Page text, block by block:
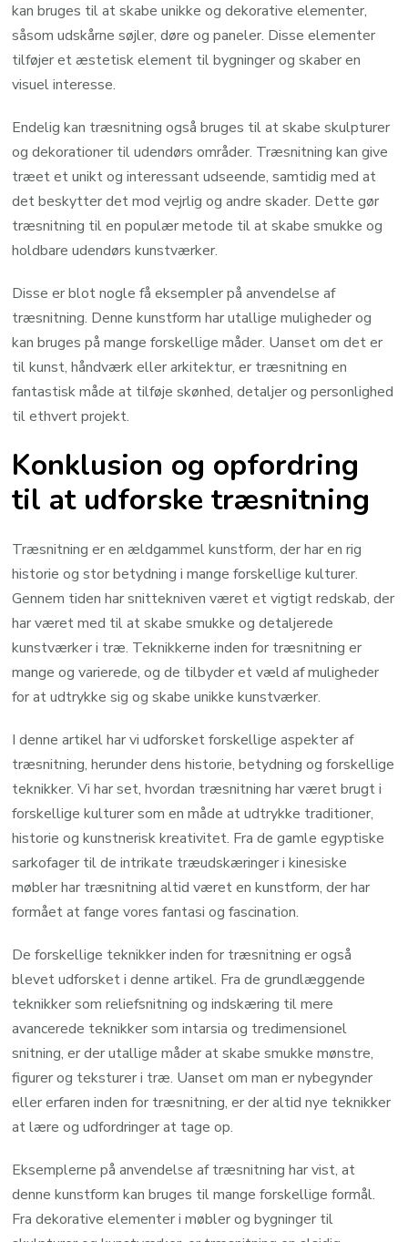
kan bruges til at skabe unikke og dekorative elementer,
såsom udskårne søjler, døre og paneler. Disse elementer
tilføjer et æstetisk element til bygninger og skaber en
visuel interesse.
Endelig kan træsnitning også bruges til at skabe skulpturer
og dekorationer til udendørs områder. Træsnitning kan give
træet et unikt og interessant udseende, samtidig med at
det beskytter det mod vejrlig og andre skader. Dette gør
træsnitning til en populær metode til at skabe smukke og
holdbare udendørs kunstværker.
Disse er blot nogle få eksempler på anvendelse af
træsnitning. Denne kunstform har utallige muligheder og
kan bruges på mange forskellige måder. Uanset om det er
til kunst, håndværk eller arkitektur, er træsnitning en
fantastisk måde at tilføje skønhed, detaljer og personlighed
til ethvert projekt.
Konklusion og opfordring
til at udforske træsnitning
Træsnitning er en ældgammel kunstform, der har en rig
historie og stor betydning i mange forskellige kulturer.
Gennem tiden har snittekniven været et vigtigt redskab, der
har været med til at skabe smukke og detaljerede
kunstværker i træ. Teknikkerne inden for træsnitning er
mange og varierede, og de tilbyder et væld af muligheder
for at udtrykke sig og skabe unikke kunstværker.
I denne artikel har vi udforsket forskellige aspekter af
træsnitning, herunder dens historie, betydning og forskellige
teknikker. Vi har set, hvordan træsnitning har været brugt i
forskellige kulturer som en måde at udtrykke traditioner,
historie og kunstnerisk kreativitet. Fra de gamle egyptiske
sarkofager til de intrikate træudskæringer i kinesiske
møbler har træsnitning altid været en kunstform, der har
formået at fange vores fantasi og fascination.
De forskellige teknikker inden for træsnitning er også
blevet udforsket i denne artikel. Fra de grundlæggende
teknikker som reliefsnitning og indskæring til mere
avancerede teknikker som intarsia og tredimensionel
snitning, er der utallige måder at skabe smukke mønstre,
figurer og teksturer i træ. Uanset om man er nybegynder
eller erfaren inden for træsnitning, er der altid nye teknikker
at lære og udfordringer at tage op.
Eksemplerne på anvendelse af træsnitning har vist, at
denne kunstform kan bruges til mange forskellige formål.
Fra dekorative elementer i møbler og bygninger til